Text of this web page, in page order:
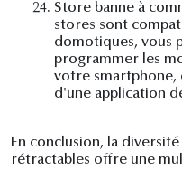
24. Store banne à
stores sont
domotiques, vous
programmer les
votre smartphone,
d'une application
En conclusion, la
rétractables offre une